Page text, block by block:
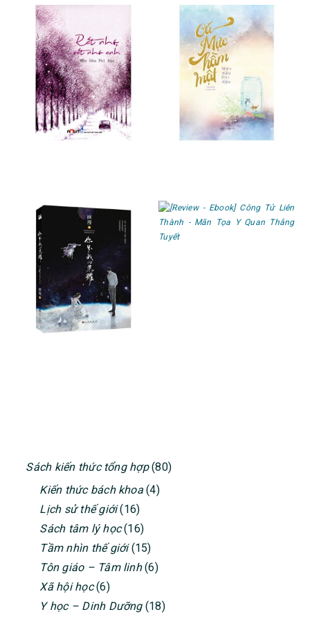
PRIMARY
SIDEBAR
Sách kiến thức tổng hợp(80)
Kiến thức bách khoa(4)
Lịch sử thế giới(16)
Sách tâm lý học(16)
Tầm nhìn thế giới(15)
Tôn giáo – Tâm linh(6)
Xã hội học(6)
Y học – Dinh Dưỡng(18)